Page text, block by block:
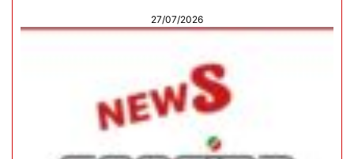
27/07/2026